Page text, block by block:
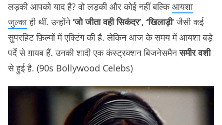
लड़की आपको याद है? वो लड़की और कोई नहीं बल्किआयशा
जुल्काही थीं. उन्होंने ‘जो जीता वही सिकंदर’, ‘खिलाड़ी‘ जैसी कई
सुपरहिट फ़िल्मों में एक्टिंग की है. लेकिन आज के समय में आयशा बड़े
पर्दे से ग़ायब हैं. उनकी शादी एक कंस्ट्रक्शन बिजनेसमैनसमीर वशी
से हुई है. (90s Bollywood Celebs)